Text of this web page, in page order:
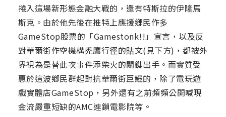
捲入這場新形態金融大戰的，還有特斯拉的伊隆馬
斯克。由於他先後在推特上應援鄉民作多
GameStop股票的「Gamestonk!!」宣言，以及反
對華爾街作空機構禿鷹行徑的貼文(見下方)，都被外
界視為是替此次事件添柴火的關鍵出手。而實質受
惠於這波鄉民群起對抗華爾街巨鱷的，除了電玩遊
戲實體店GameStop，另外還有之前頻頻公開喊現
金流嚴重短缺的AMC連鎖電影院等。